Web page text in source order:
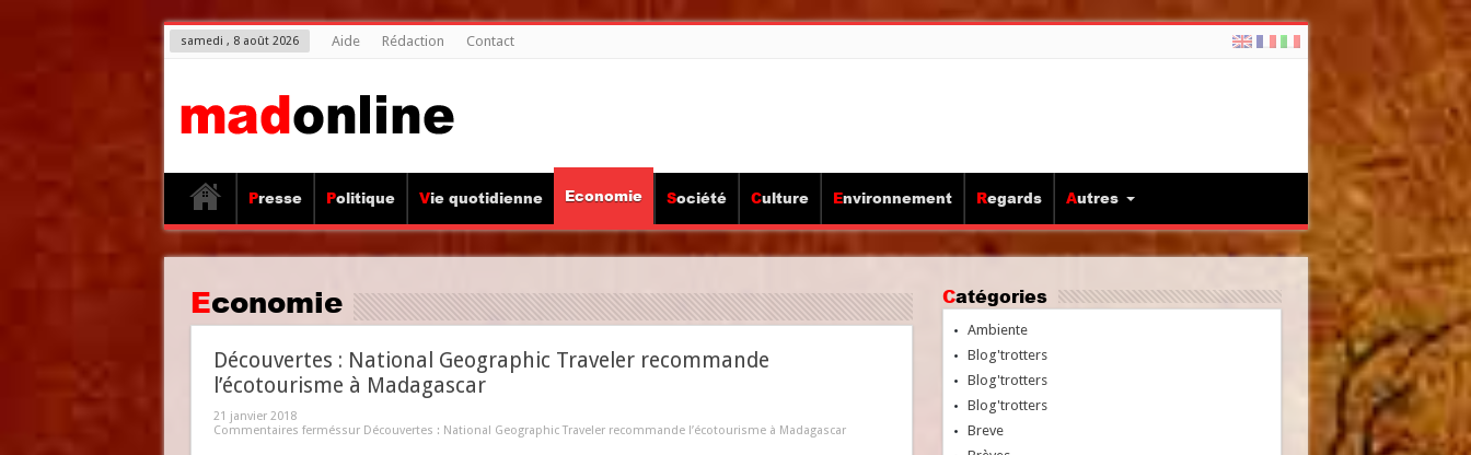
samedi , 8 août 2026 Aide Rédaction Contact
Presse Politique Vie quotidienne Economie Société Culture Environnement Regards Autres
Economie
Découvertes : National Geographic Traveler recommande
l’écotourisme à Madagascar
21 janvier 2018
Commentaires ferméssur Découvertes : National Geographic Traveler recommande l’écotourisme à Madagascar
Catégories
Ambiente
Blog'trotters
Blog'trotters
Blog'trotters
Breve